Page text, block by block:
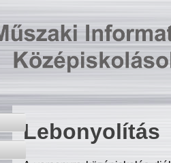
Lebonyolítás